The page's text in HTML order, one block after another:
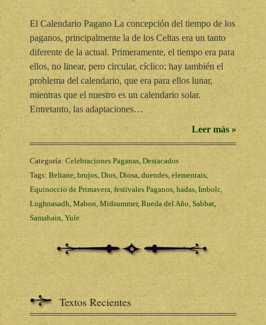
El Calendario Pagano La concepción del tiempo de los
paganos, principalmente la de los Celtas era un tanto
diferente de la actual. Primeramente, el tiempo era para
ellos, no linear, pero circular, cíclico; hay también el
problema del calendario, que era para ellos lunar,
mientras que el nuestro es un calendario solar.
Entretanto, las adaptaciones…
Leer más »
Categoría: Celebraciones Paganas, Destacados
Tags: Beltane, brujos, Dios, Diosa,duendes, elementais,
Equinoccio de Primavera, festivales Paganos, hadas, Imbolc,
Lughnasadh, Mabon, Midsummer, Rueda del Año, Sabbat,
Samahain,Yule
Textos Recientes